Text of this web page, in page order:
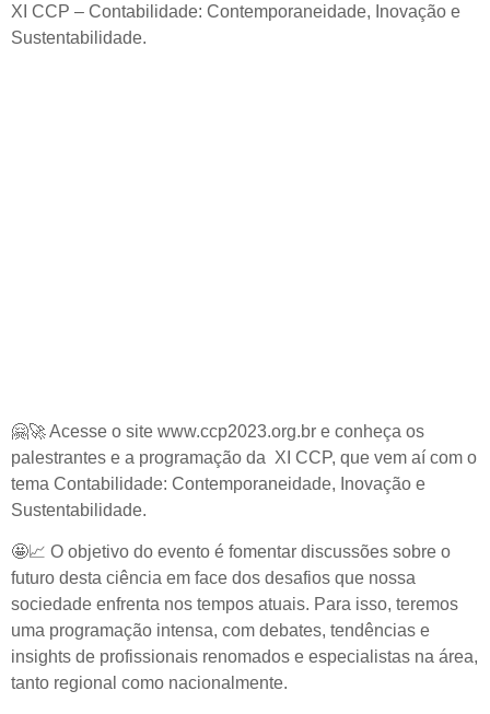
XI CCP – Contabilidade: Contemporaneidade, Inovação e
Sustentabilidade.
🤗🚀Acesse o site www.ccp2023.org.br e conheça os
palestrantes e a programação da XI CCP, que vem aí com o
tema Contabilidade: Contemporaneidade, Inovação e
Sustentabilidade.
🤩📈 O objetivo do evento é fomentar discussões sobre o
futuro desta ciência em face dos desafios que nossa
sociedade enfrenta nos tempos atuais. Para isso, teremos
uma programação intensa, com debates, tendências e
insights de profissionais renomados e especialistas na área,
tanto regional como nacionalmente.